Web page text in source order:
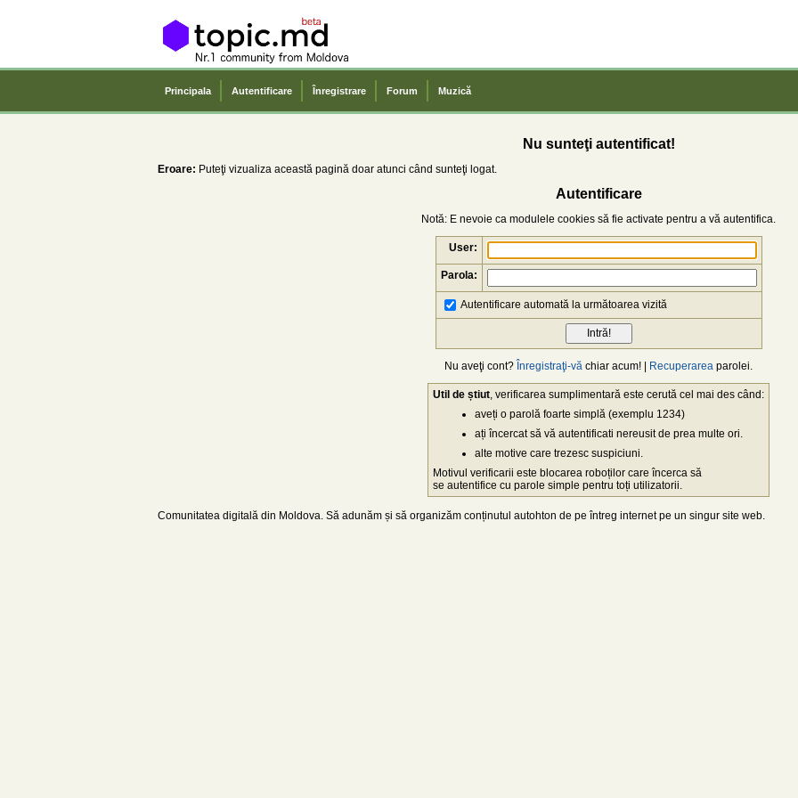
Principala Autentificare Înregistrare Forum Muzică
Nu sunteţi autentificat!
Eroare: Puteţi vizualiza această pagină doar atunci când sunteţi logat.
Autentificare
Notă: E nevoie ca modulele cookies să fie activate pentru a vă autentifica.
User:
Parola:
Autentificare automată la următoarea vizită
Nu aveţi cont? Înregistraţi-vă chiar acum! | Recuperarea parolei.
Util de știut , verificarea sumplimentară este cerută cel mai des când:
aveți o parolă foarte simplă (exemplu 1234)
ați încercat să vă autentificati nereusit de prea multe ori.
alte motive care trezesc suspiciuni.
Motivul verificarii este blocarea roboților care încerca să
se autentifice cu parole simple pentru toți utilizatorii.
Comunitatea digitală din Moldova. Să adunăm și să organizăm conținutul autohton de pe întreg internet pe un singur site web.